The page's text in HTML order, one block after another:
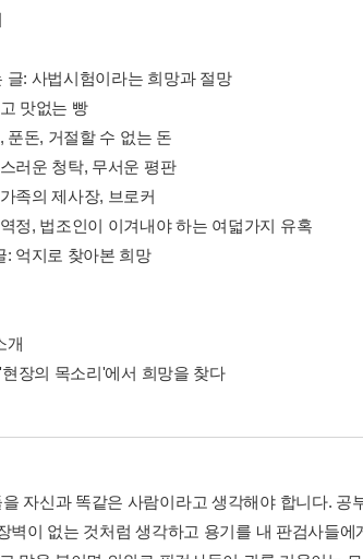
글: 사법시험이라는 희망과 절망
맛없는 빵
푼돈, 거절할 수 없는 돈
러운 청탁, 무서운 평판
족의 제사장, 브로커
정, 법조인이 이겨내야 하는 여덟가지 유혹
: 억지로 찾아본 희망
개
장의 목소리'에서 희망을 찾다
자신과 똑같은 사람이라고 생각해야 합니다.
벽이 없는 것처럼 생각하고 용기를 내 판검사들